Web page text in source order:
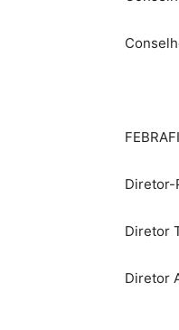
Diretor-
Diretor
Diretor